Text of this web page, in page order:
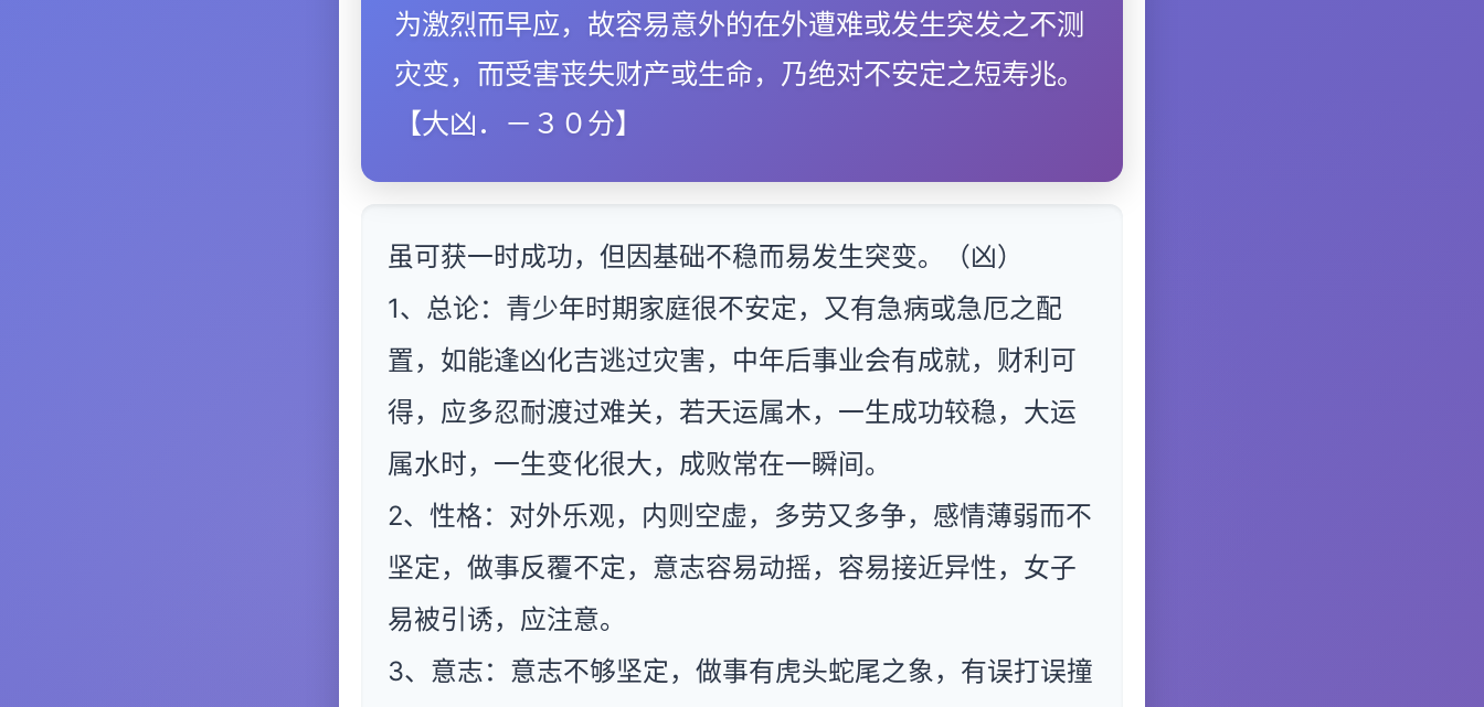
为激烈而早应，故容易意外的在外遭难或发生突发之不测
灾变，而受害丧失财产或生命，乃绝对不安定之短寿兆。
【大凶．－３０分】
虽可获一时成功，但因基础不稳而易发生突变。（凶）
1、总论：青少年时期家庭很不安定，又有急病或急厄之配
置，如能逢凶化吉逃过灾害，中年后事业会有成就，财利可
得，应多忍耐渡过难关，若天运属木，一生成功较稳，大运
属水时，一生变化很大，成败常在一瞬间。
2、性格：对外乐观，内则空虚，多劳又多争，感情薄弱而不
坚定，做事反覆不定，意志容易动摇，容易接近异性，女子
易被引诱，应注意。
3、意志：意志不够坚定，做事有虎头蛇尾之象，有误打误撞